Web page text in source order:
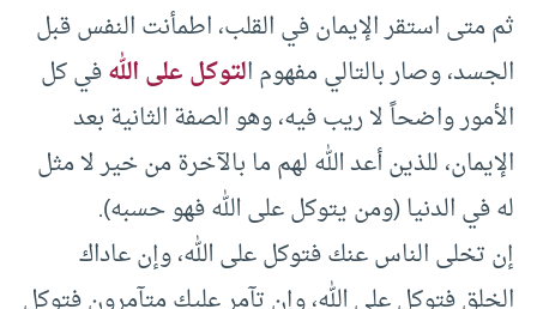
ثم متى استقر الإيمان في القلب، اطمأنت النفس قبل
الجسد، وصار بالتالي مفهوم التوكل على اللهفي كل
الأمور واضحاً لا ريب فيه، وهو الصفة الثانية بعد
الإيمان، للذين أعد الله لهم ما بالآخرة من خير لا مثل
له في الدنيا (ومن يتوكل على الله فهو حسبه).
إن تخلى الناس عنك فتوكل على الله، وإن عاداك
الخلق فتوكل على الله، وإن تآمر عليك متآمرون فتوكل